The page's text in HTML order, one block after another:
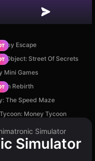
Escape
Object: Street Of Secrets
Mini Games
Rebirth
The Speed Maze
Money Tycoon
Simulator
Simulator